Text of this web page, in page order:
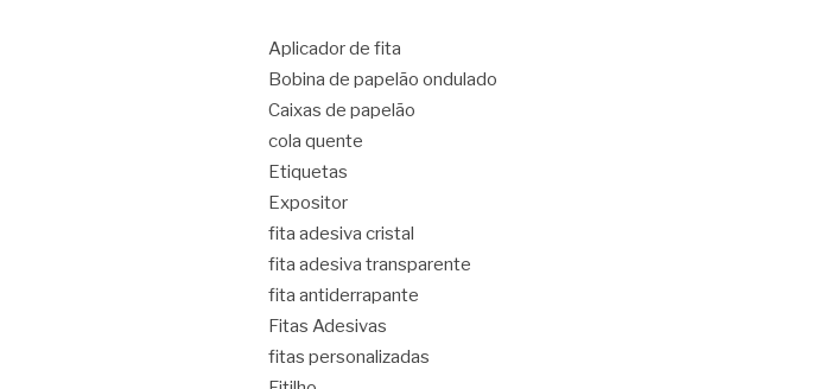
Aplicador de fita
Bobina de papelão ondulado
Caixas de papelão
cola quente
Etiquetas
Expositor
fita adesiva cristal
fita adesiva transparente
fita antiderrapante
Fitas Adesivas
fitas personalizadas